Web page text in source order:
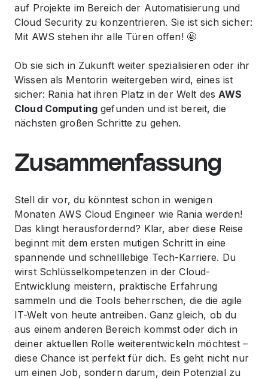
auf Projekte im Bereich der Automatisierung und
Cloud Security zu konzentrieren. Sie ist sich sicher:
Mit AWS stehen ihr alle Türen offen! 🤩
Ob sie sich in Zukunft weiter spezialisieren oder ihr
Wissen als Mentorin weitergeben wird, eines ist
sicher: Rania hat ihren Platz in der Welt desAWS
Cloud Computinggefunden und ist bereit, die
nächsten großen Schritte zu gehen.
Zusammenfassung
Stell dir vor, du könntest schon in wenigen
Monaten AWS Cloud Engineer wie Rania werden!
Das klingt herausfordernd? Klar, aber diese Reise
beginnt mit dem ersten mutigen Schritt in eine
spannende und schnelllebige Tech-Karriere. Du
wirst Schlüsselkompetenzen in der Cloud-
Entwicklung meistern, praktische Erfahrung
sammeln und die Tools beherrschen, die die agile
IT-Welt von heute antreiben. Ganz gleich, ob du
aus einem anderen Bereich kommst oder dich in
deiner aktuellen Rolle weiterentwickeln möchtest –
diese Chance ist perfekt für dich. Es geht nicht nur
um einen Job, sondern darum, dein Potenzial zu